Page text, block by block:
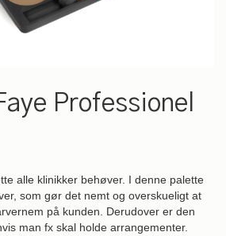
Professionel
alle klinikker behøver. I denne palette
som gør det nemt og overskueligt at
på kunden. Derudover er den
man fx skal holde arrangementer.